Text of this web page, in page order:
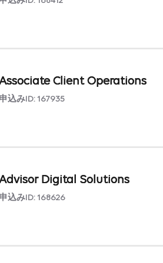
Client Operations
申込みID: 167935
Digital Solutions
申込みID: 168626